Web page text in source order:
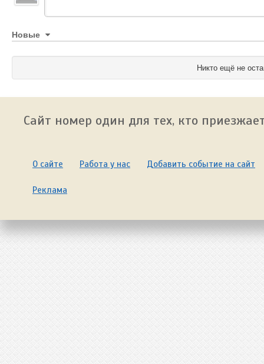
Новые
Никто ещё не
Сайт номер один для тех, кто
О сайте Работа у нас Добавить событие на сайт
Реклама